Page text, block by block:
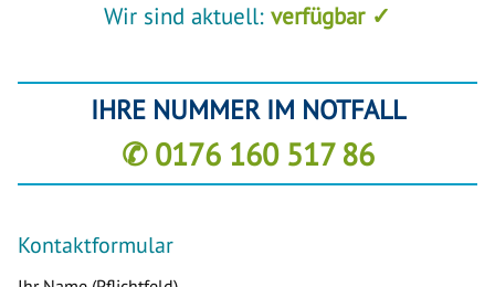
Wir sind aktuell: verfügbar ✓
IHRE NUMMER IM NOTFALL
✆ 0176 160 517 86
Kontaktformular